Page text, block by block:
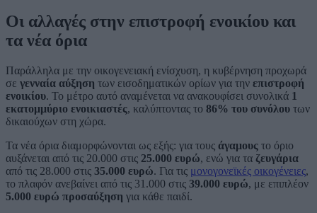
Οι αλλαγές στην επιστροφή ενοικίου και
τα νέα όρια
Παράλληλα με την οικογενειακή ενίσχυση, η κυβέρνηση προχωρά
σε γενναία αύξηση των εισοδηματικών ορίων για την επιστροφή
ενοικίου. Το μέτρο αυτό αναμένεται να ανακουφίσει συνολικά 1
εκατομμύριο ενοικιαστές, καλύπτοντας το 86% του συνόλου των
δικαιούχων στη χώρα.
Τα νέα όρια διαμορφώνονται ως εξής: για τους άγαμους το όριο
αυξάνεται από τις 20.000 στις 25.000 ευρώ, ενώ για τα ζευγάρια
από τις 28.000 στις 35.000 ευρώ. Για τις μονογονεϊκές οικογένειες,
το πλαφόν ανεβαίνει από τις 31.000 στις 39.000 ευρώ, με επιπλέον
5.000 ευρώ προσαύξηση για κάθε παιδί.